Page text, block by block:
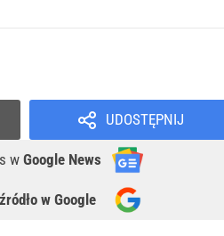
UDOSTĘPNIJ
w Google News
źródło w Google